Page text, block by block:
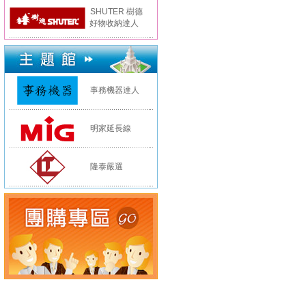
SHUTER 樹德
好物收納達人
事務機器達人
明家延長線
隆泰嚴選